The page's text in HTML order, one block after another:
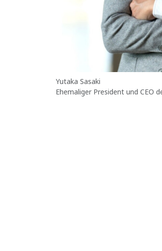
Yutaka Sasaki
Ehemaliger President und CEO